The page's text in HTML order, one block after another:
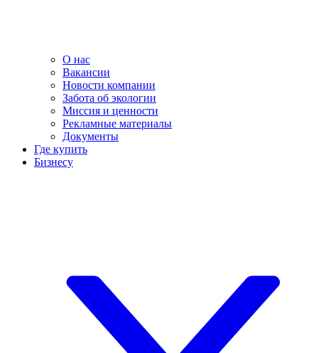
О нас
Вакансии
Новости компании
Забота об экологии
Миссия и ценности
Рекламные материалы
Документы
Где купить
Бизнесу